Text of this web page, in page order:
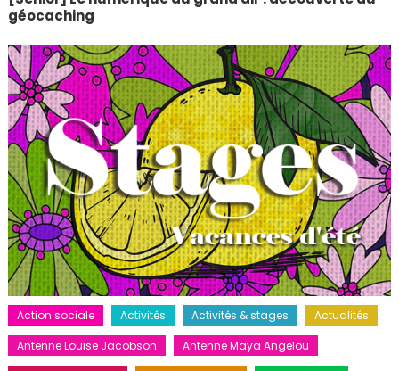
géocaching
Action sociale Activités Activités & stages
Actualités
Antenne Louise Jacobson
Antenne Maya Angelou